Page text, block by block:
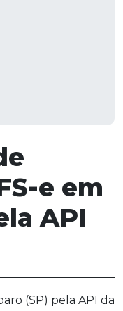
e em
API
(SP) pela API da